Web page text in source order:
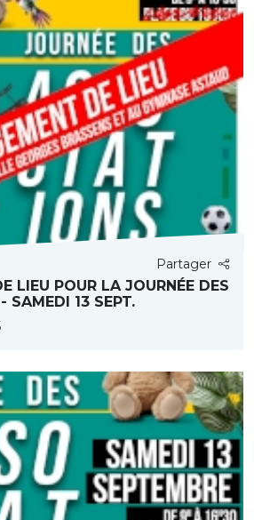
Partager
LIEU POUR LA JOURNÉE DES
SAMEDI 13 SEPT.